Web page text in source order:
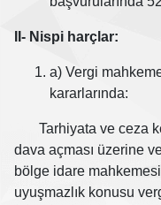
II- Nispi harçlar:
a) Vergi
kararlarında:
Tarhiyata ve ceza
dava açması üzerine
bölge idare
uyuşmazlık konusu